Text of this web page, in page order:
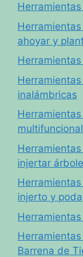
ahoyar y
inalámbricas
injertar
injerto y poda
Barrena de